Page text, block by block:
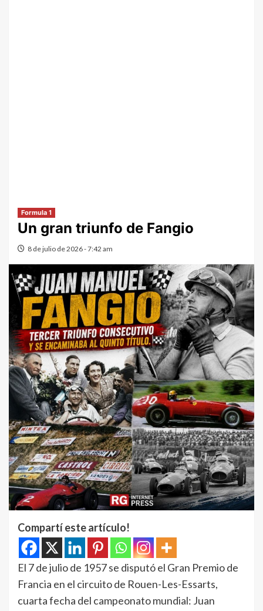
Formula 1
Un gran triunfo de Fangio
8 de julio de 2026 - 7:42 am
Compartí este artículo!
El 7 de julio de 1957 se disputó el Gran Premio de
Francia en el circuito de Rouen-Les-Essarts,
cuarta fecha del campeonato mundial: Juan